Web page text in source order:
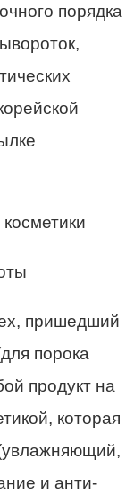
порядка
пришедший
порока
продукт на
которая
и анти-